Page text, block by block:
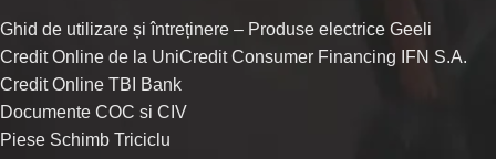
Ghid de utilizare și întreținere – Produse electrice Geeli
Credit Online de la UniCredit Consumer Financing IFN S.A.
Credit Online TBI Bank
Documente COC si CIV
Piese Schimb Triciclu